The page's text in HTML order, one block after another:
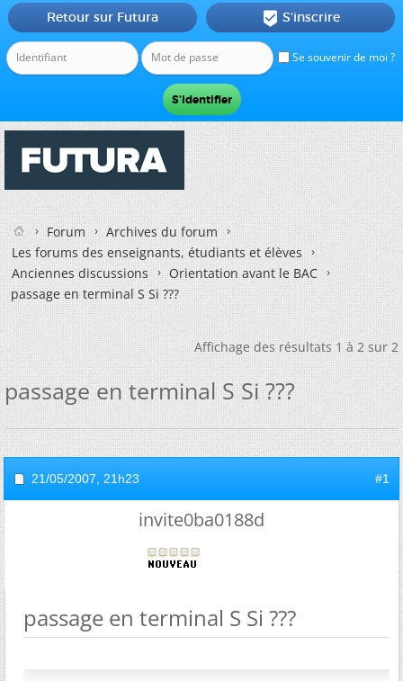
Se souvenir de moi ?
Retour sur Futura  S'inscrire
Forum
Archives du forum
Les forums des enseignants, étudiants et élèves
Anciennes discussions
Orientation avant le BAC
passage en terminal S Si ???
Affichage des résultats 1 à 2 sur 2
passage en terminal S Si ???
21/05/2007, 21h23 #1
invite0ba0188d
passage en terminal S Si ???